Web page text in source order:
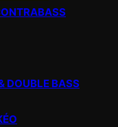
DOUBLE BASS